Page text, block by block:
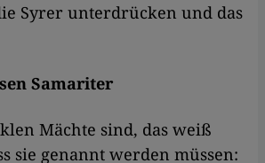
Syrer unterdrücken und das
Samariter
Mächte sind, das weiß
sie genannt werden müssen: